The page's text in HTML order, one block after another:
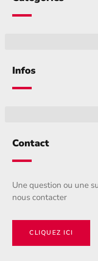
Infos
Contact
Une question ou une
nous contacter
CLIQUEZ ICI